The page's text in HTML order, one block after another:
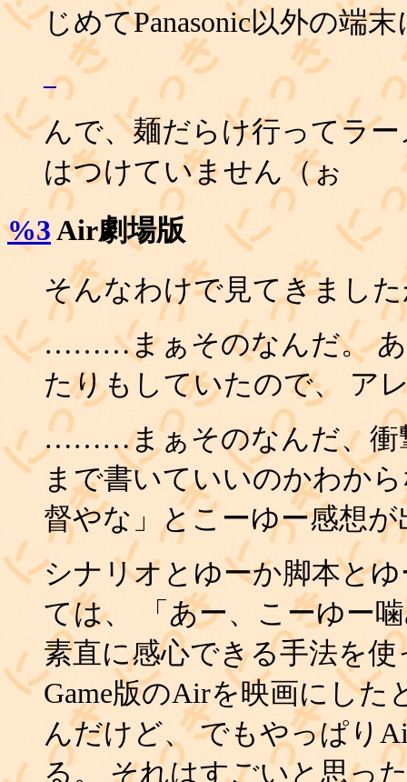
じめてPanasonic以外の端
_
んで、麺だらけ行ってラ
はつけていません（ぉ
%3Air劇場版
そんなわけで見てきまし
………まぁそのなんだ。 あ
たりもしていたので、 ア
………まぁそのなんだ、衝
まで書いていいのかわか
督やな」とこーゆー感想
シナリオとゆーか脚本と
ては、 「あー、こーゆー
素直に感心できる手法を
Game版のAirを映画にし
んだけど、 でもやっぱり
る。 それはすごいと思っ